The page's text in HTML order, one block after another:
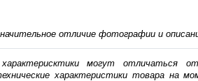
отличие фотографии и
характерисктики могут отличаться
характеристики товара на